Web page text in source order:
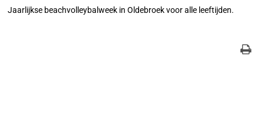
Jaarlijkse beachvolleybalweek in Oldebroek voor alle leeftijden.